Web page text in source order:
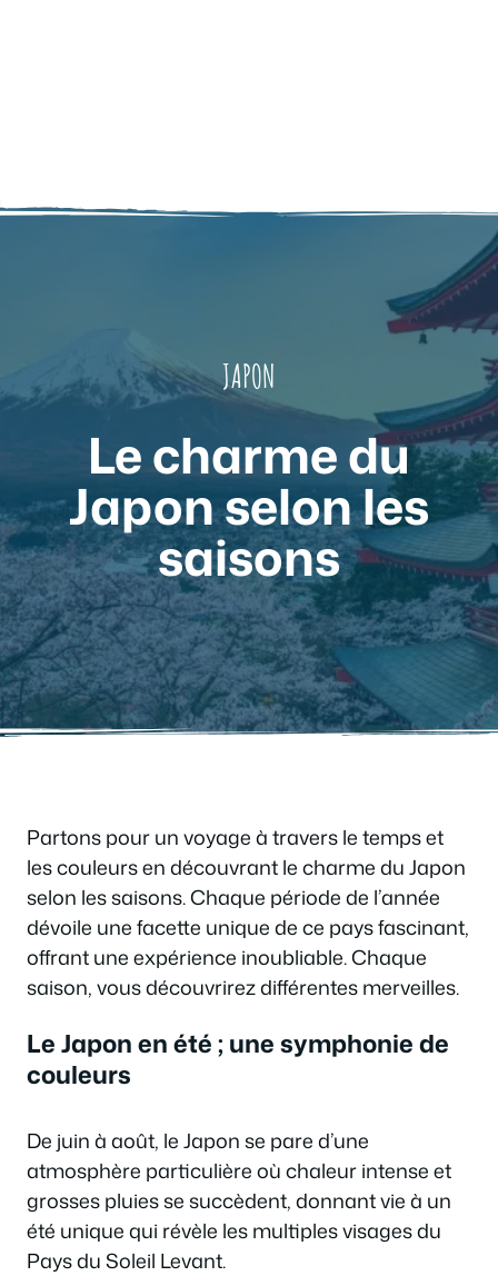
JAPON
Le charme du
Japon selon les
saisons
Partons pour un voyage à travers le temps et
les couleurs en découvrant le charme du Japon
selon les saisons. Chaque période de l’année
dévoile une facette unique de ce pays fascinant,
offrant une expérience inoubliable. Chaque
saison, vous découvrirez différentes merveilles.
Le Japon en été ; une symphonie de
couleurs
De juin à août, le Japon se pare d’une
atmosphère particulière où chaleur intense et
grosses pluies se succèdent, donnant vie à un
été unique qui révèle les multiples visages du
Pays du Soleil Levant.